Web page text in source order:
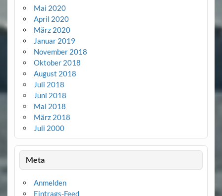
Mai 2020
April 2020
März 2020
Januar 2019
November 2018
Oktober 2018
August 2018
Juli 2018
Juni 2018
Mai 2018
März 2018
Juli 2000
Meta
Anmelden
Eintrags-Feed